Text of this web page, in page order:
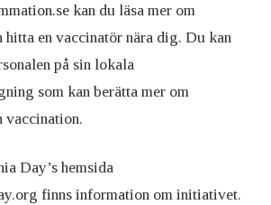
kan du läsa mer om
hitta en vaccinatör nära dig. Du kan
på sin lokala
som kan berätta mer om
vaccination.
Day’s hemsida
finns information om initiativet.